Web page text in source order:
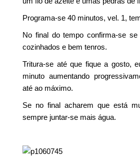
Programa-se 40 minutos, vel. 1,
No final do tempo confirma-se
cozinhados e bem tenros.
Tritura-se até que fique a gosto,
minuto aumentando
até ao máximo.
Se no final acharem que está
sempre juntar-se mais água.